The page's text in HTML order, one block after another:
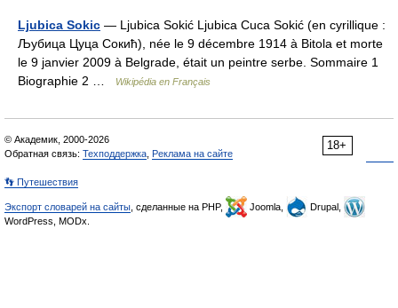
Ljubica Sokic — Ljubica Sokić Ljubica Cuca Sokić (en cyrillique :
Љубица Цуца Сокић), née le 9 décembre 1914 à Bitola et morte
le 9 janvier 2009 à Belgrade, était un peintre serbe. Sommaire 1
Biographie 2 …
Wikipédia en Français
18+
© Академик, 2000-2026
Обратная связь: Техподдержка Реклама на сайте
👣 Путешествия
Экспорт словарей на сайты , сделанные на PHP, Joomla,
Drupal,
WordPress, MODx.